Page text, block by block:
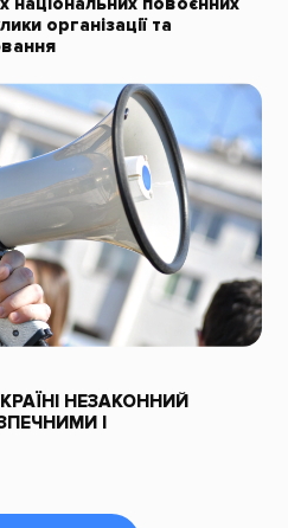
організації та
НЕЗАКОННИЙ
І